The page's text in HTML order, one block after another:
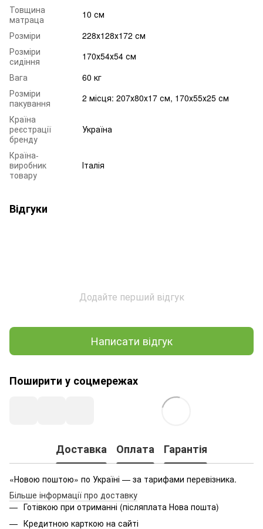
Товщина
матраца
10 см
Розміри
228х128х172 см
Розміри
сидіння
170х54х54 см
Вага
60 кг
Розміри
пакування
2 місця: 207х80х17 см, 170х55х25 см
Країна
реєстрації
бренду
Україна
Країна-
виробник
товару
Італія
Відгуки
Додайте перший відгук
Написати відгук
Поширити у соцмережах
Доставка Оплата Гарантія
«Новою поштою» по Україні — за тарифами перевізника.
Більше інформації про доставку
Готівкою при отриманні (післяплата Нова пошта)
Кредитною карткою на сайті